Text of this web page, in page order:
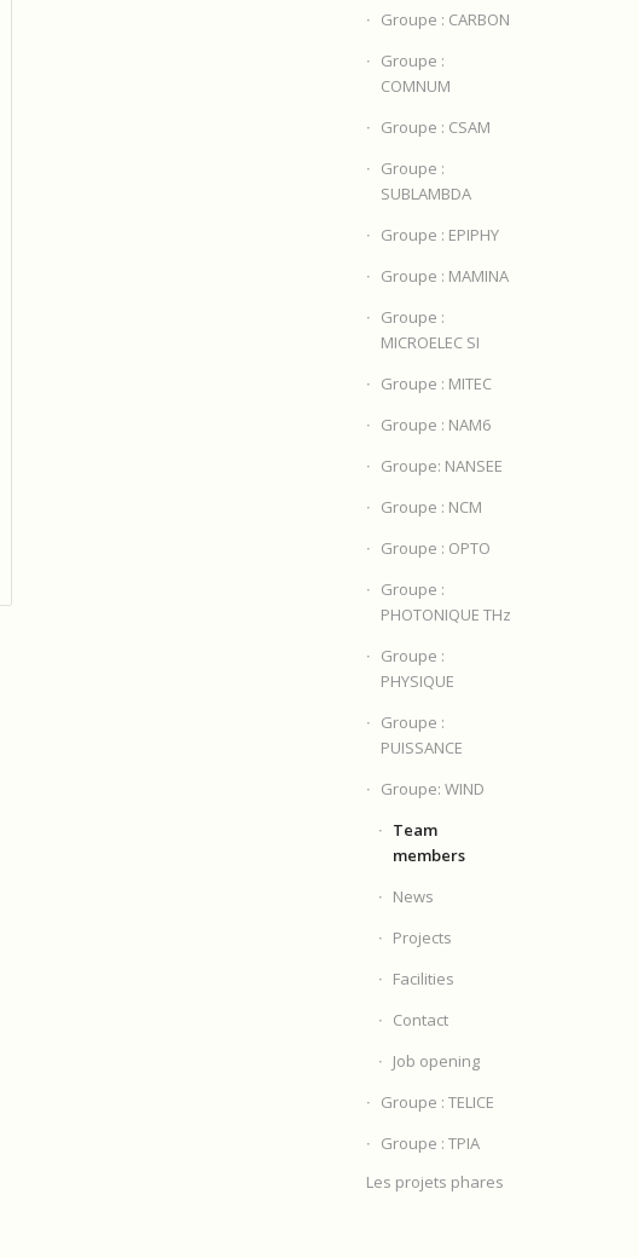
Groupe : CARBON
Groupe :
COMNUM
Groupe : CSAM
Groupe :
SUBLAMBDA
Groupe : EPIPHY
Groupe : MAMINA
Groupe :
MICROELEC SI
Groupe : MITEC
Groupe : NAM6
Groupe: NANSEE
Groupe : NCM
Groupe : OPTO
Groupe :
PHOTONIQUE THz
Groupe :
PHYSIQUE
Groupe :
PUISSANCE
Groupe: WIND
Team
members
News
Projects
Facilities
Contact
Job opening
Groupe : TELICE
Groupe : TPIA
Les projets phares